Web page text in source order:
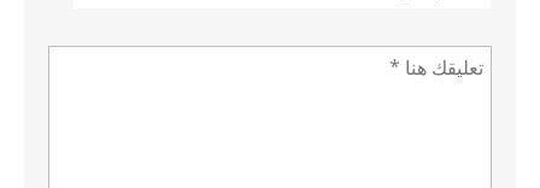
تعليق *